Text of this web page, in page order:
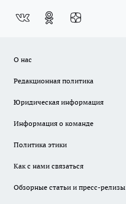
О нас
Редакционная политика
Юридическая информация
Информация о команде
Политика этики
Как с нами связаться
Обзорные статьи и пресс-релизы